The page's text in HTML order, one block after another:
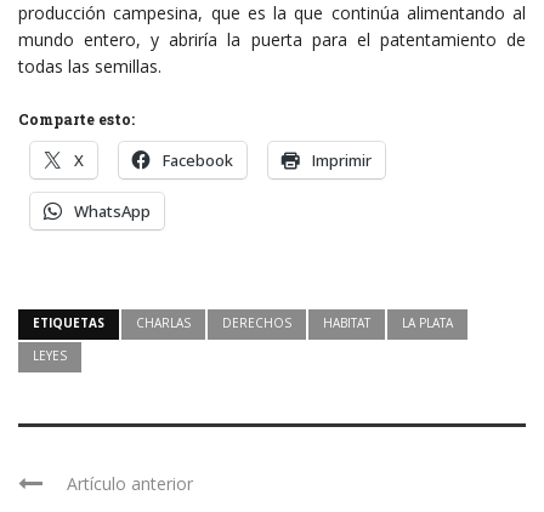
producción campesina, que es la que continúa alimentando al
mundo entero, y abriría la puerta para el patentamiento de
todas las semillas.
Comparte esto:
X Facebook Imprimir
WhatsApp
ETIQUETAS CHARLAS DERECHOS HABITAT
LA PLATA
LEYES
Artículo anterior